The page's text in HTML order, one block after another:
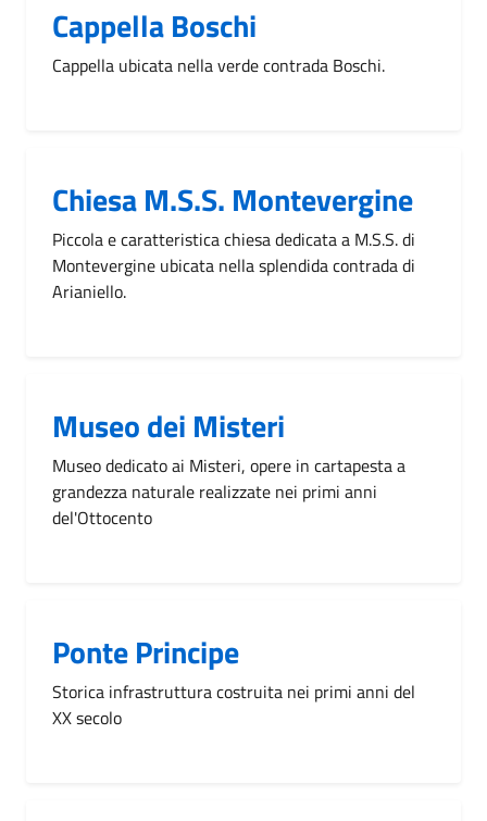
Cappella Boschi
Cappella ubicata nella verde contrada Boschi.
Chiesa M.S.S. Montevergine
Piccola e caratteristica chiesa dedicata a M.S.S. di
Montevergine ubicata nella splendida contrada di
Arianiello.
Museo dei Misteri
Museo dedicato ai Misteri, opere in cartapesta a
grandezza naturale realizzate nei primi anni
del'Ottocento
Ponte Principe
Storica infrastruttura costruita nei primi anni del
XX secolo